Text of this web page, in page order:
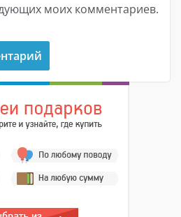
моих комментариев.